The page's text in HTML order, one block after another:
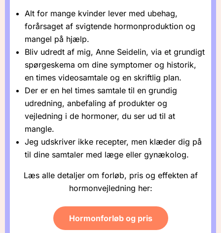
Alt for mange kvinder lever med ubehag,
forårsaget af svigtende hormonproduktion og
mangel på hjælp.
Bliv udredt af mig, Anne Seidelin, via et grundigt
spørgeskema om dine symptomer og historik,
en times videosamtale og en skriftlig plan.
Der er en hel times samtale til en grundig
udredning, anbefaling af produkter og
vejledning i de hormoner, du ser ud til at
mangle.
Jeg udskriver ikke recepter, men klæder dig på
til dine samtaler med læge eller gynækolog.
Læs alle detaljer om forløb, pris og effekten af
hormonvejledning her:
Hormonforløb og pris